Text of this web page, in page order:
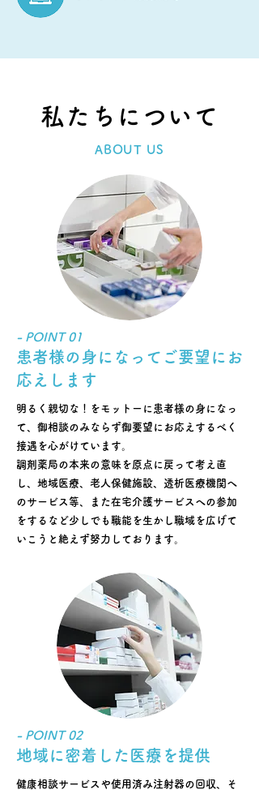
私たちについて
ABOUT US
- POINT 01
患者様の身になってご要望にお
応えします
明るく親切な！をモットーに患者様の身になっ
て、御相談のみならず御要望にお応えするべく
接遇を心がけています。
調剤薬局の本来の意味を原点に戻って考え直
し、地域医療、老人保健施設、透析医療機関へ
のサービス等、また在宅介護サービスへの参加
をするなど少しでも職能を生かし職域を広げて
いこうと絶えず努力しております。
- POINT 02
地域に密着した医療を提供
健康相談サービスや使用済み注射器の回収、そ